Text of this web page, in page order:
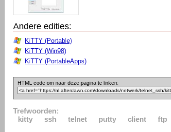
Andere edities:
KiTTY (Portable)
KiTTY (Win98)
KiTTY (PortableApps)
HTML code om naar deze pagina te linken:
Trefwoorden:
kitty
ssh telnet putty client ftp